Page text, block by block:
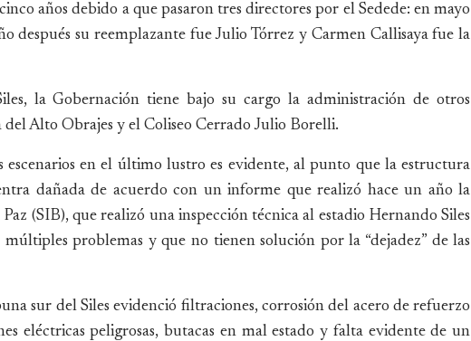
años debido a que pasaron tres directores por el Sedede: en mayo
después su reemplazante fue Julio Tórrez y Carmen Callisaya fue la
la Gobernación tiene bajo su cargo la administración de otros
del Alto Obrajes y el Coliseo Cerrado Julio Borelli.
escenarios en el último lustro es evidente, al punto que la estructura
dañada de acuerdo con un informe que realizó hace un año la
(SIB), que realizó una inspección técnica al estadio Hernando Siles
problemas y que no tienen solución por la “dejadez” de las
sur del Siles evidenció filtraciones, corrosión del acero de refuerzo
eléctricas peligrosas, butacas en mal estado y falta evidente de un